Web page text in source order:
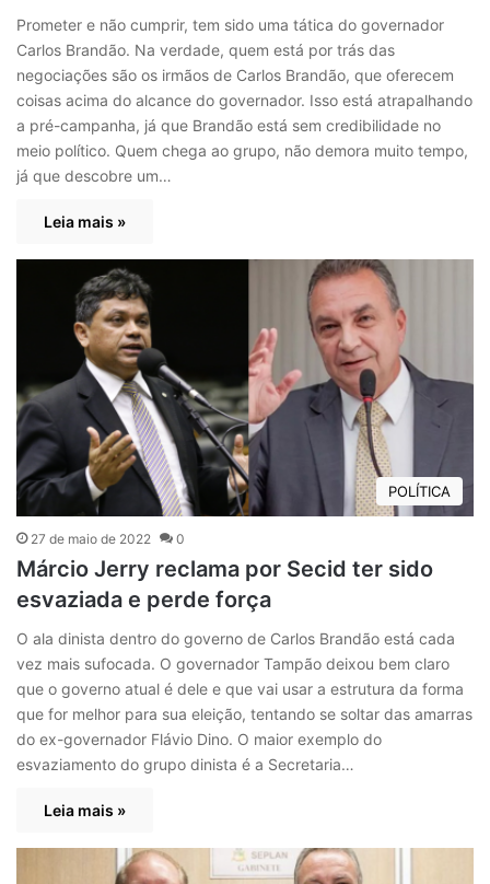
Prometer e não cumprir, tem sido uma tática do governador
Carlos Brandão. Na verdade, quem está por trás das
negociações são os irmãos de Carlos Brandão, que oferecem
coisas acima do alcance do governador. Isso está atrapalhando
a pré-campanha, já que Brandão está sem credibilidade no
meio político. Quem chega ao grupo, não demora muito tempo,
já que descobre um…
Leia mais »
POLÍTICA
27 de maio de 2022 0
Márcio Jerry reclama por Secid ter sido
esvaziada e perde força
O ala dinista dentro do governo de Carlos Brandão está cada
vez mais sufocada. O governador Tampão deixou bem claro
que o governo atual é dele e que vai usar a estrutura da forma
que for melhor para sua eleição, tentando se soltar das amarras
do ex-governador Flávio Dino. O maior exemplo do
esvaziamento do grupo dinista é a Secretaria…
Leia mais »